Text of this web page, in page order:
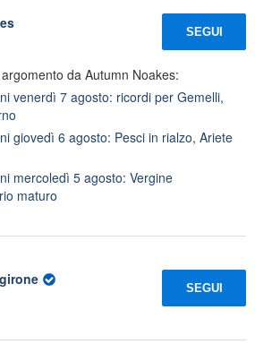
SEGUI
da Autumn Noakes:
venerdì 7 agosto: ricordi per Gemelli,
giovedì 6 agosto: Pesci in rialzo, Ariete
mercoledì 5 agosto: Vergine
maturo
SEGUI